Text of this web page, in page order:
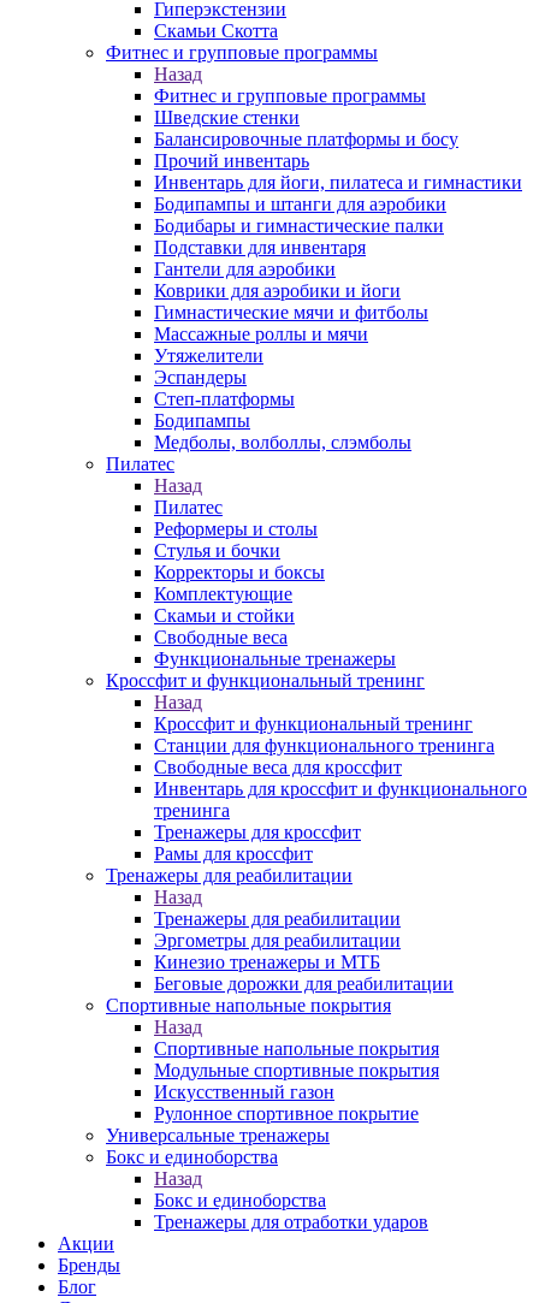
Гиперэкстензии
Скамьи Скотта
Фитнес и групповые программы
Назад
Фитнес и групповые программы
Шведские стенки
Балансировочные платформы и босу
Прочий инвентарь
Инвентарь для йоги, пилатеса и гимнастики
Бодипампы и штанги для аэробики
Бодибары и гимнастические палки
Подставки для инвентаря
Гантели для аэробики
Коврики для аэробики и йоги
Гимнастические мячи и фитболы
Массажные роллы и мячи
Утяжелители
Эспандеры
Степ-платформы
Бодипампы
Медболы, волболлы, слэмболы
Пилатес
Назад
Пилатес
Реформеры и столы
Стулья и бочки
Корректоры и боксы
Комплектующие
Скамьи и стойки
Свободные веса
Функциональные тренажеры
Кроссфит и функциональный тренинг
Назад
Кроссфит и функциональный тренинг
Станции для функционального тренинга
Свободные веса для кроссфит
Инвентарь для кроссфит и функционального
тренинга
Тренажеры для кроссфит
Рамы для кроссфит
Тренажеры для реабилитации
Назад
Тренажеры для реабилитации
Эргометры для реабилитации
Кинезио тренажеры и МТБ
Беговые дорожки для реабилитации
Спортивные напольные покрытия
Назад
Спортивные напольные покрытия
Модульные спортивные покрытия
Искусственный газон
Рулонное спортивное покрытие
Универсальные тренажеры
Бокс и единоборства
Назад
Бокс и единоборства
Тренажеры для отработки ударов
Акции
Бренды
Блог